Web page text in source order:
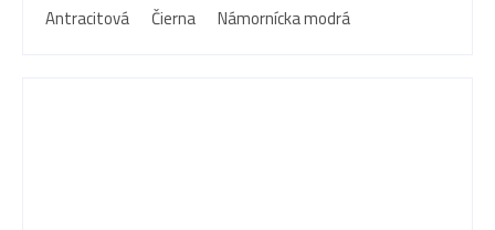
Antracitová
Čierna Námornícka modrá